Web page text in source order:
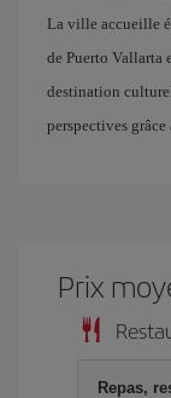
La ville accueille
de Puerto Vallarta
destination
perspectives grâce
Prix
Repas,